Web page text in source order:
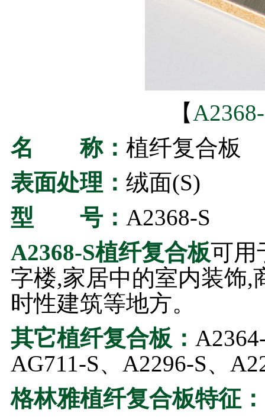
【
名 称： 植纤复合板
表面处理： 绒面(S)
型 号： A2368-S
A2368-S植纤复合板可用
字楼,家居中的室内装饰,
时性建筑等地方。
其它植纤复合板：
AG711-S、A2296-S、
格林雅植纤复合板特征：